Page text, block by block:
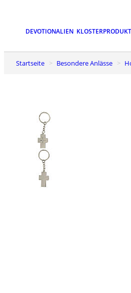
DEVOTIONALIEN
Startseite Besondere Anlässe